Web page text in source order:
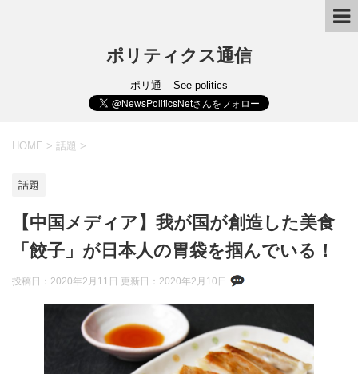
ポリティクス通信
ポリ通 – See politics
HOME > 話題 >
話題
【中国メディア】我が国が創造した美食
「餃子」が日本人の胃袋を掴んでいる！
投稿日：2020年2月11日 更新日： 2020年2月10日